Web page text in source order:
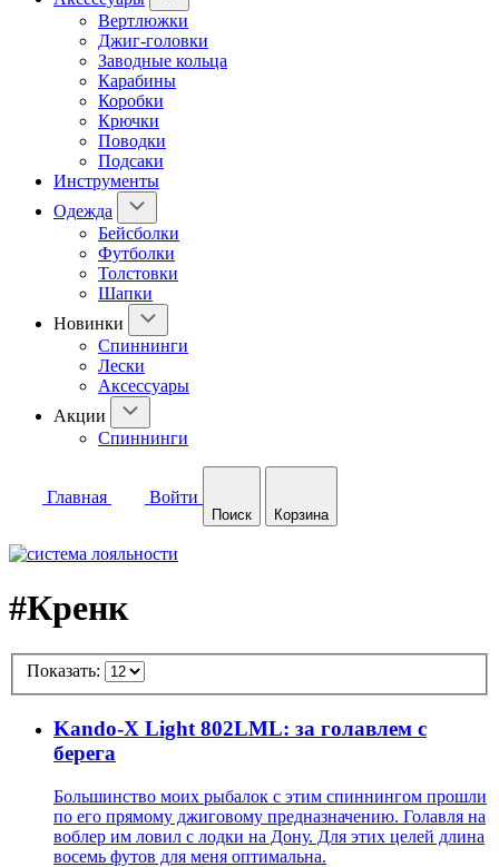
Вертлюжки
Джиг-головки
Заводные кольца
Карабины
Коробки
Крючки
Поводки
Подсаки
Инструменты
Одежда
Бейсболки
Футболки
Толстовки
Шапки
Новинки
Спиннинги
Лески
Аксессуары
Акции
Спиннинги
Главная Войти
Поиск Корзина
#Кренк
Показать:
Kando-X Light 802LML: за голавлем с
берега
Большинство моих рыбалок с этим спиннингом прошли
по его прямому джиговому предназначению. Голавля на
воблер им ловил с лодки на Дону. Для этих целей длина
восемь футов для меня оптимальна.